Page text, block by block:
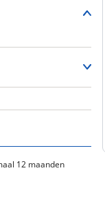
12 maanden